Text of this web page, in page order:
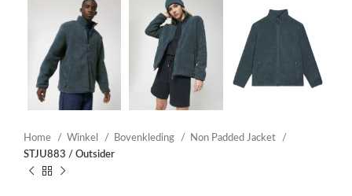
Home Winkel Bovenkleding
Non Padded Jacket
STJU883 / Outsider